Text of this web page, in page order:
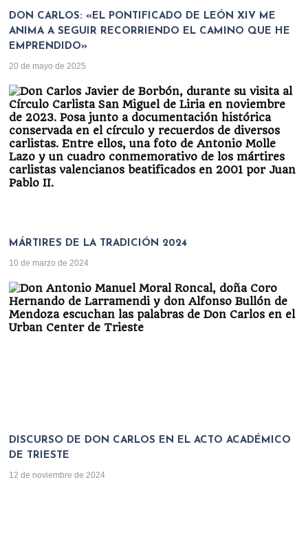
DON CARLOS: «EL PONTIFICADO DE LEÓN XIV ME
ANIMA A SEGUIR RECORRIENDO EL CAMINO QUE HE
EMPRENDIDO»
20 de mayo de 2025
MÁRTIRES DE LA TRADICIÓN 2024
10 de marzo de 2024
DISCURSO DE DON CARLOS EN EL ACTO ACADÉMICO
DE TRIESTE
12 de noviembre de 2024